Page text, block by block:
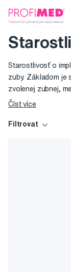
Starostlivosť o
zuby. Základom je
zvolenej zubnej,
implantátu a
ďasien, neskôr aj
Číst více
Filtrovat